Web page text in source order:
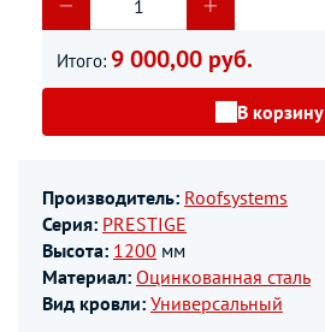
Итого: 9 000,00 руб.
В корзину
Производитель: Roofsystems
Серия: PRESTIGE
Высота: 1200 мм
Материал: Оцинкованная сталь
Вид кровли: Универсальный